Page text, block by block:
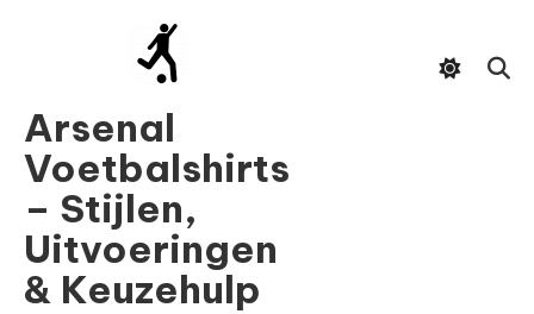
Arsenal
Voetbalshirts
– Stijlen,
Uitvoeringen
& Keuzehulp